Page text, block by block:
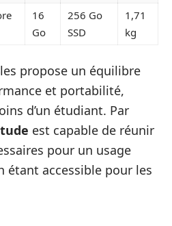
16
Go
256 Go
SSD
1,71
kg
propose un équilibre
et portabilité,
d’un étudiant. Par
est capable de réunir
pour un usage
étant accessible pour les